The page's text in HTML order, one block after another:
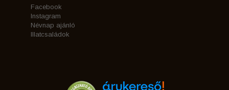
Facebook
Instagram
Névnap ajánló
Illatcsaládok